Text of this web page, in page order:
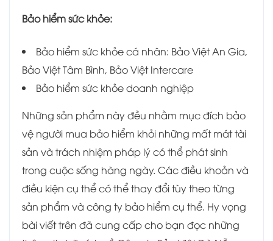
Bảo hiểm sức khỏe:
Bảo hiểm sức khỏe cá nhân: Bảo Việt An Gia,
Bảo Việt Tâm Bình, Bảo Việt Intercare
Bảo hiểm sức khỏe doanh nghiệp
Những sản phẩm này đều nhằm mục đích bảo
vệ người mua bảo hiểm khỏi những mất mát tài
sản và trách nhiệm pháp lý có thể phát sinh
trong cuộc sống hàng ngày. Các điều khoản và
điều kiện cụ thể có thể thay đổi tùy theo từng
sản phẩm và công ty bảo hiểm cụ thể. Hy vọng
bài viết trên đã cung cấp cho bạn đọc những